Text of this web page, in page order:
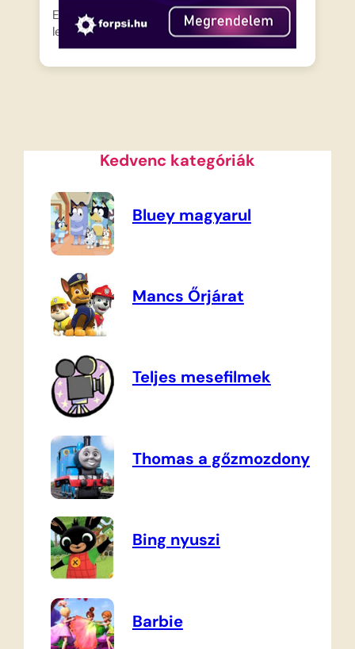
Elina, a bátor tündérlány élete
legizgalmasabb kalandja elé néz, miután…
Kedvenc kategóriák
Bluey magyarul
Mancs Őrjárat
Teljes mesefilmek
Thomas a gőzmozdony
Bing nyuszi
Barbie